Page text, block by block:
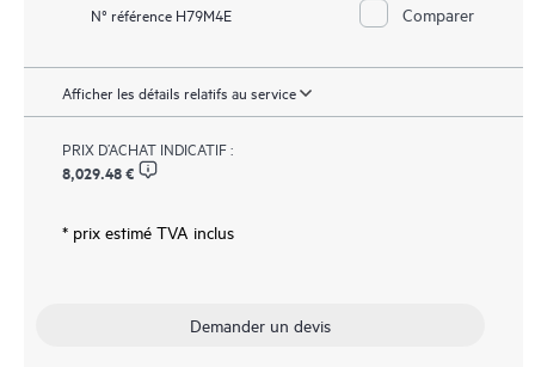
N° référence H79M4E Comparer
Afficher les détails relatifs au service
PRIX D’ACHAT INDICATIF :
8,029.48 €
* prix estimé TVA inclus
Demander un devis